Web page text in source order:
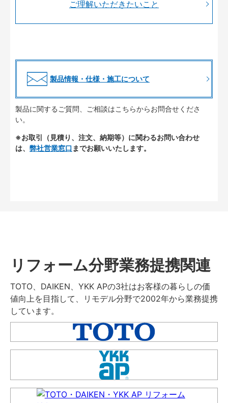
ご理解いただきたいこと
製品情報・仕様・施工について
製品に関するご質問、ご相談はこちらからお問合せくださ
い。
※お取引（見積り、注文、納期等）に関わるお問い合わせ
は、 弊社営業窓口 までお願いいたします。
リフォーム分野業務提携関連
TOTO、DAIKEN、YKK APの3社はお客様の暮らしの価
値向上を目指して、リモデル分野で2002年から業務提携
しています。